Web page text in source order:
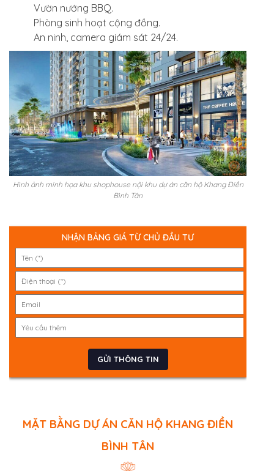
Vườn nướng BBQ.
Phòng sinh hoạt cộng đồng.
An ninh, camera giám sát 24/24.
Hình ảnh minh họa khu shophouse nội khu dự án căn hộ Khang Điền
Bình Tân
NHẬN BẢNG GIÁ TỪ CHỦ ĐẦU TƯ
MẶT BẰNG DỰ ÁN CĂN HỘ KHANG ĐIỀN
BÌNH TÂN